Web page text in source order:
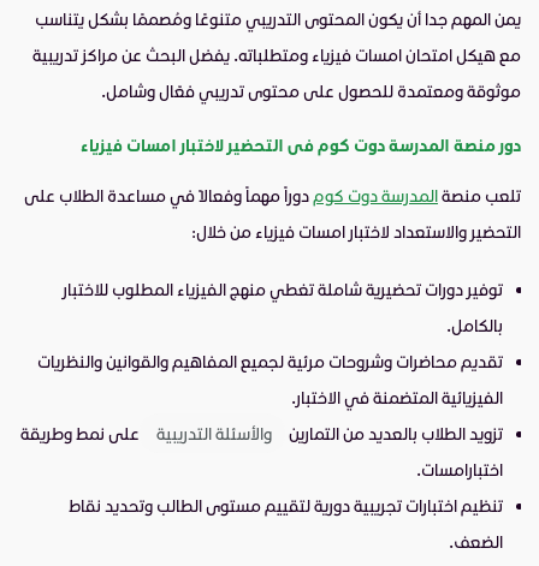
يمن المهم جدا أن يكون المحتوى التدريبي متنوعًا ومُصممًا بشكل يتناسب
مع هيكل امتحان امسات فيزياء ومتطلباته. يفضل البحث عن مراكز تدريبية
موثوقة ومعتمدة للحصول على محتوى تدريبي فعّال وشامل.
دور منصة المدرسة دوت كوم فى التحضير لاختبار امسات فيزياء
تلعب منصةالمدرسة دوت كوم دوراً مهماً وفعالاً في مساعدة الطلاب على
التحضير والاستعداد لاختبار امسات فيزياء من خلال:
توفير دورات تحضيرية شاملة تغطي منهج الفيزياء المطلوب للاختبار
بالكامل.
تقديم محاضرات وشروحات مرئية لجميع المفاهيم والقوانين والنظريات
الفيزيائية المتضمنة في الاختبار.
تزويد الطلاب بالعديد من التمارين
والأسئلة التدريبية
على نمط وطريقة
اختبارامسات.
تنظيم اختبارات تجريبية دورية لتقييم مستوى الطالب وتحديد نقاط
الضعف.